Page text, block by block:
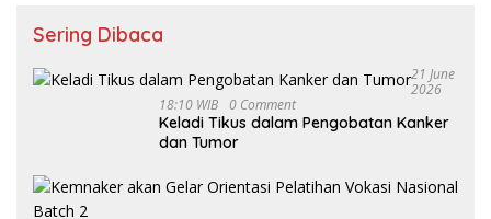
Sering Dibaca
21 June
2026
18:10 WIB 0 Comment
Keladi Tikus dalam Pengobatan Kanker
dan Tumor